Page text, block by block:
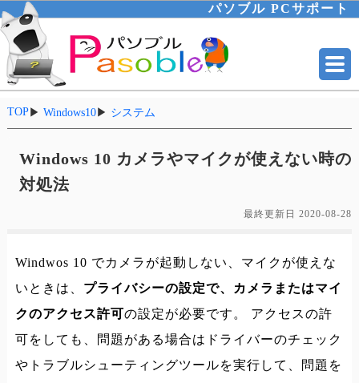
パソブル PCサポート
TOP▶ Windows10▶ システム
Windows 10 カメラやマイクが使えない時の
対処法
最終更新日2020-08-28
Windwos 10 でカメラが起動しない、マイクが使えな
いときは、 プライバシーの設定で、カメラまたはマイ
クのアクセス許可の設定が必要です。 アクセスの許
可をしても、問題がある場合はドライバーのチェック
やトラブルシューティングツールを実行して、問題を